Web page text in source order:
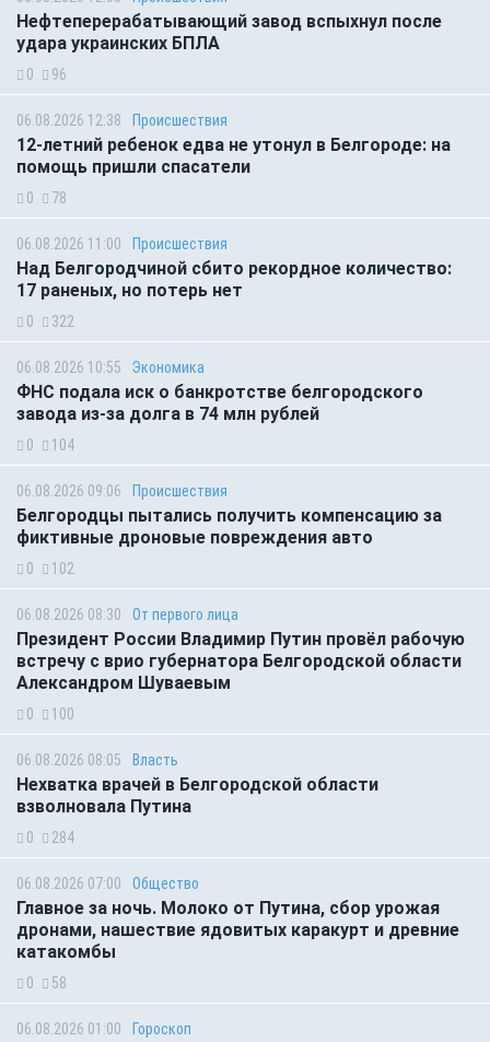
Нефтеперерабатывающий завод вспыхнул после
удара украинских БПЛА
0 96
06.08.2026 12:38 Происшествия
12-летний ребенок едва не утонул в Белгороде: на
помощь пришли спасатели
0 78
06.08.2026 11:00 Происшествия
Над Белгородчиной сбито рекордное количество:
17 раненых, но потерь нет
0 322
06.08.2026 10:55 Экономика
ФНС подала иск о банкротстве белгородского
завода из-за долга в 74 млн рублей
0 104
06.08.2026 09:06 Происшествия
Белгородцы пытались получить компенсацию за
фиктивные дроновые повреждения авто
0 102
06.08.2026 08:30 От первого лица
Президент России Владимир Путин провёл рабочую
встречу с врио губернатора Белгородской области
Александром Шуваевым
0 100
06.08.2026 08:05 Власть
Нехватка врачей в Белгородской области
взволновала Путина
0 284
06.08.2026 07:00 Общество
Главное за ночь. Молоко от Путина, сбор урожая
дронами, нашествие ядовитых каракурт и древние
катакомбы
0 58
06.08.2026 01:00 Гороскоп